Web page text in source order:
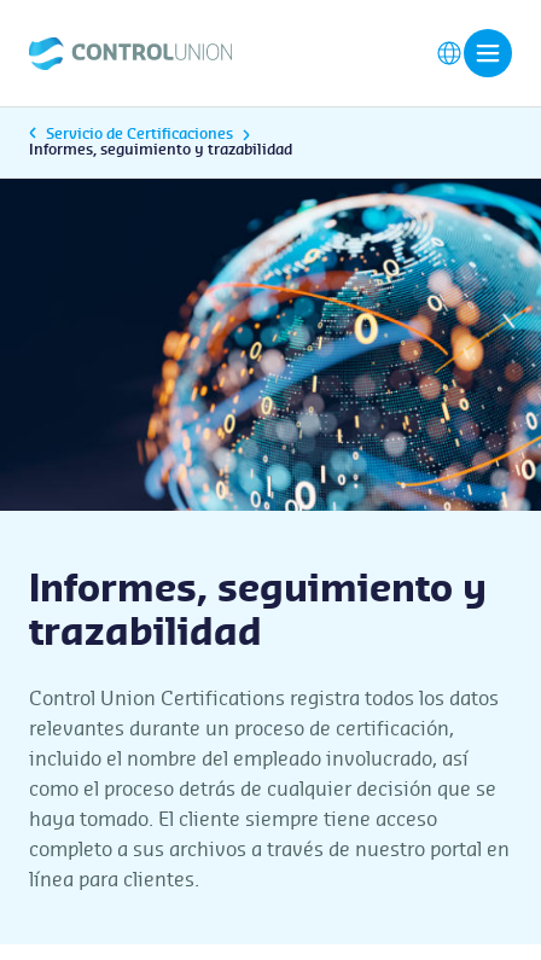
Informes, seguimiento y
trazabilidad
Control Union Certifications registra todos los datos
relevantes durante un proceso de certificación,
incluido el nombre del empleado involucrado, así
como el proceso detrás de cualquier decisión que se
haya tomado. El cliente siempre tiene acceso
completo a sus archivos a través de nuestro portal en
línea para clientes.
Servicio de Certificaciones
Informes, seguimiento y trazabilidad